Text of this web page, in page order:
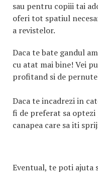
sau pentru copiii tai
oferi tot spatiul
a revistelor.
Daca te bate gandul
cu atat mai bine! Vei
profitand si de
Daca te incadrezi in
fi de preferat sa
canapea care sa iti
Eventual, te poti ajuta